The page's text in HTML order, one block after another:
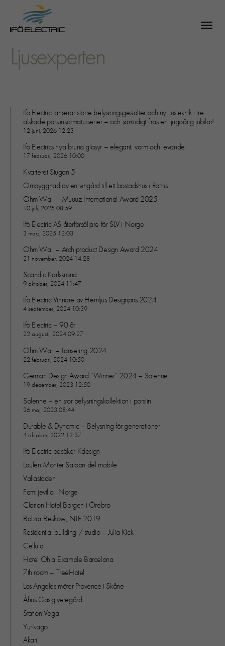
Ljusexperten
Ifö Electric lanserar större belysningsgestalter och ny ljusteknik i tre
älskade porslinsarmaturserier – och samtidigt firas en tjugoårig jubilar!
12 juni, 2026 12:23
Ifö Electrics nya bruna glasyr – elegant, varm och levande
17 februari, 2026 10:00
Kvarteret Stugan 5
Ombyggnad av en vingård till ett bostadshus i Röthis
Ohm Wall – Muuuz International Award 2025
10 juli, 2025 08:59
Ifö Electric AS återförsäljare för SLV i Norge
3 mars, 2025 12:03
Ohm Wall – Archiproduct Design Award 2024
21 november, 2024 14:28
Scandic Karlskrona
9 oktober, 2024 11:47
Ifö Electric Vinnare av Hemljus Designpris 2024
4 september, 2024 10:39
Ifö Electric – 90 år
22 augusti, 2024 09:27
Ohm Wall – Lansering 2024
22 februari, 2024 10:50
German Design Award ”Winner” 2024 – Solenne
19 december, 2023 12:50
Solenne – en stor belysningskollektion i porslin
26 maj, 2023 08:44
Durable & Dynamic – Belysning för generationer
4 oktober, 2022 12:37
Ifö Electric besöker Kdesign
Laufen Monter Saloon del mobile
Vallastaden
Familjevilla i Norge
Clarion Hotel Borgen i Örebro
Balzar Beskow, NLF 2019
Residential building / studio – Julia Kick
Cellula
Hotel Ohla Eixample Barcelona
7th room – TreeHotel
Los Angeles möter Provence i Skåne
Åhus Gästgiveregård
Station Vega
Yurikago
Akari